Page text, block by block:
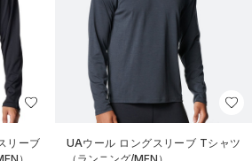
リーブ
UAウール ロングスリーブ Tシャツ